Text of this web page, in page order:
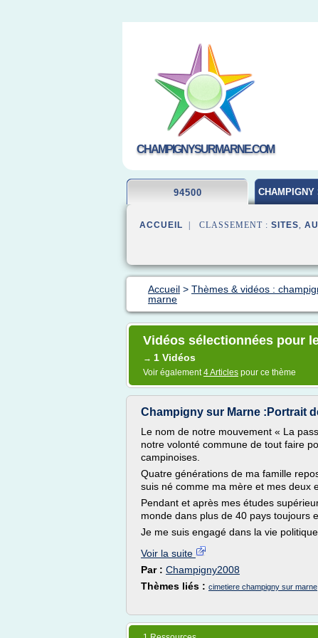
CHAMPIGNYSURMARNE.COM
94500 CHAMPIGNY
ACCUEIL | CLASSEMENT : SITES,
Accueil > Thèmes & vidéos :
marne
Vidéos sélectionnées pour
→ 1 Vidéos
Voir également4 Articles pour ce thème
Champigny sur Marne :Portrait
Le nom de notre mouvement « La
notre volonté commune de tout faire
campinoises.
Quatre générations de ma famille
suis né comme ma mère et mes deux
Pendant et après mes études
monde dans plus de 40 pays toujours
Je me suis engagé dans la vie politique
Voir la suite
Par : Champigny2008
Thèmes liés : cimetiere champigny sur marne